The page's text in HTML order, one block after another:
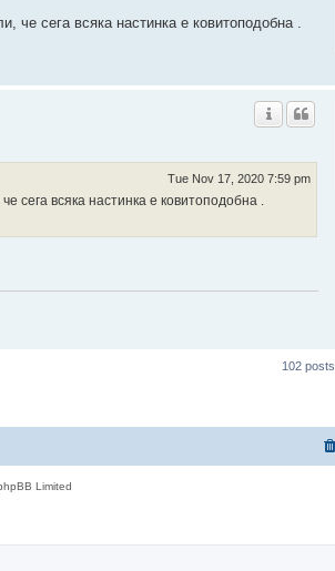
че сега всяка настинка е ковитоподобна .
Tue Nov 17, 2020 7:59 pm
сега всяка настинка е ковитоподобна .
102 posts
Limited